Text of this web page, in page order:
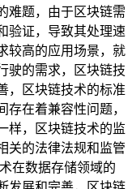
难题，由于区块链需
验证，导致其处理速
较高的应用场景，就
驶的需求，区块链技
，区块链技术的标准
在着兼容性问题，
样，区块链技术的监
关的法律法规和监管
在数据存储领域的